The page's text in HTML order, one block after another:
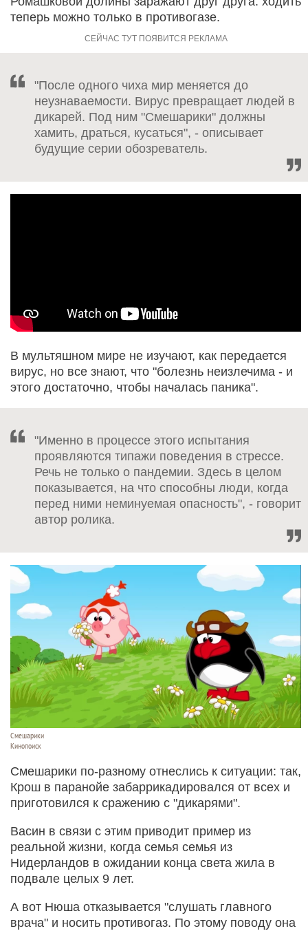
теперь можно только в противогазе.
"После одного чиха мир меняется до
неузнаваемости. Вирус превращает людей в
дикарей. Под ним "Смешарики" должны
хамить, драться, кусаться", - описывает
будущие серии обозреватель.
В мультяшном мире не изучают, как передается
вирус, но все знают, что "болезнь неизлечима - и
этого достаточно, чтобы началась паника".
"Именно в процессе этого испытания
проявляются типажи поведения в стрессе.
Речь не только о пандемии. Здесь в целом
показывается, на что способны люди, когда
перед ними неминуемая опасность", - говорит
автор ролика.
Смешарики
Кинопоиск
Смешарики по-разному отнеслись к ситуации: так,
Крош в паранойе забаррикадировался от всех и
приготовился к сражению с "дикарями".
Васин в связи с этим приводит пример из
реальной жизни, когда семья семья из
Нидерландов в ожидании конца света жила в
подвале целых 9 лет.
А вот Нюша отказывается "слушать главного
врача" и носить противогаз. По этому поводу она